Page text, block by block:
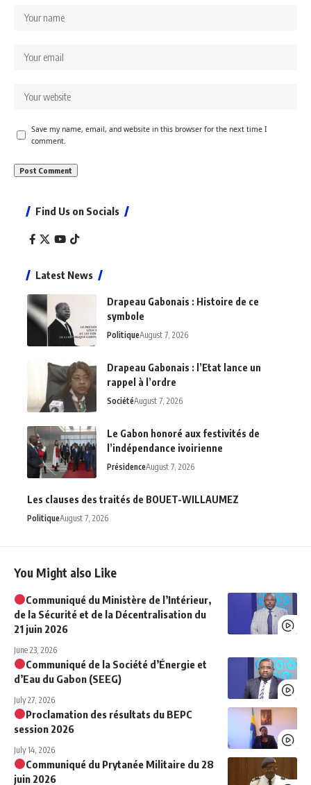
Save my name, email, and website in this browser for the next time I
comment.
Find Us on Socials
Latest News
Drapeau Gabonais : Histoire de ce
symbole
PolitiqueAugust 7, 2026
Drapeau Gabonais : l’Etat lance un
rappel à l’ordre
SociétéAugust 7, 2026
Le Gabon honoré aux festivités de
l’indépendance ivoirienne
PrésidenceAugust 7, 2026
Les clauses des traités de BOUET-WILLAUMEZ
PolitiqueAugust 7, 2026
You Might also Like
Communiqué du Ministère de l’Intérieur,
de la Sécurité et de la Décentralisation du
21 juin 2026
June 23, 2026
Communiqué de la Société d’Énergie et
d’Eau du Gabon (SEEG)
July 27, 2026
Proclamation des résultats du BEPC
session 2026
July 14, 2026
Communiqué du Prytanée Militaire du 28
juin 2026